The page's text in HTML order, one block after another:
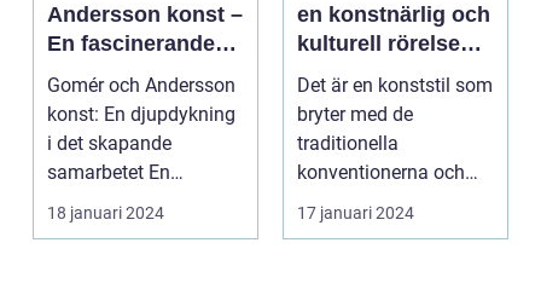
Andersson konst –
En fascinerande
utforskning av det
kreativa
samarbetet
Gomér och Andersson
konst: En djupdykning
i det skapande
samarbetet En
övergripande, grundlig
över...
18 januari 2024
en konstnärlig och
kulturell rörelse
som började ta
form under 1960-
talet och fortsatte
att växa i
de kommande
årtiondena
Det är en konststil som
bryter med de
traditionella
konventionerna och
utmanar den
etablerade normen...
17 januari 2024